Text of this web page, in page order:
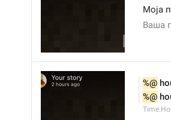
Моја
Ваша
%@
%@